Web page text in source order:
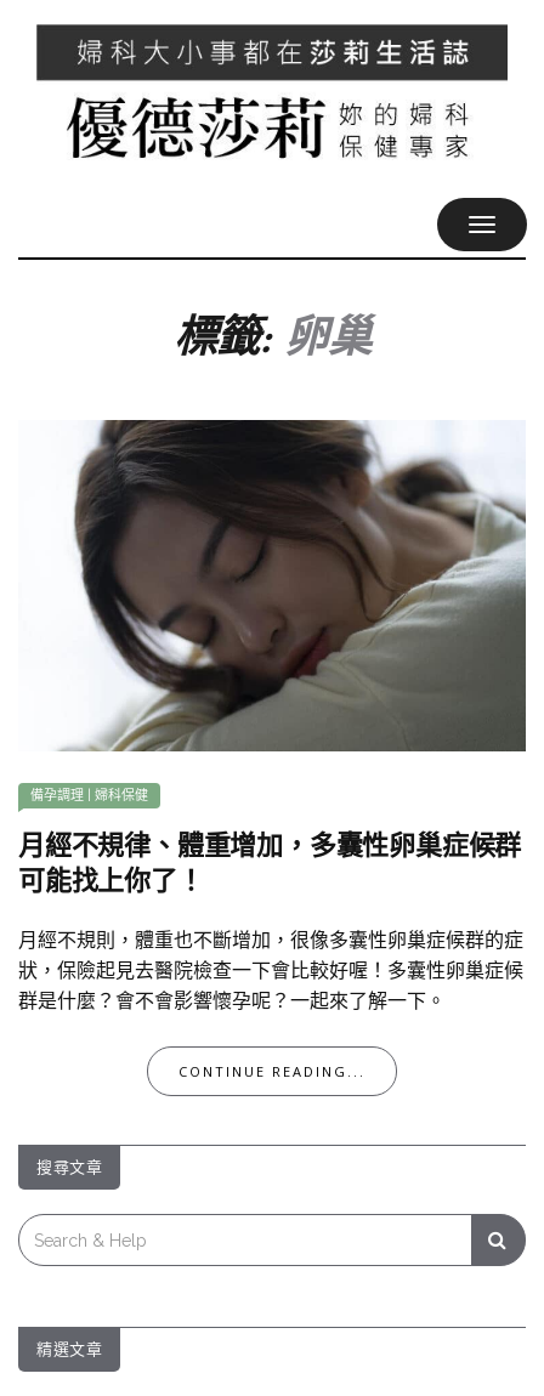
標籤:卵巢
備孕調理 婦科保健
月經不規律、體重增加，多囊性卵巢症候群
可能找上你了！
月經不規則，體重也不斷增加，很像多囊性卵巢症候群的症
狀，保險起見去醫院檢查一下會比較好喔！多囊性卵巢症候
群是什麼？會不會影響懷孕呢？一起來了解一下。
CONTINUE READING...
搜尋文章
Search
for:
精選文章